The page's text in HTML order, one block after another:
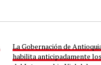
La Gobernación de
habilita anticipadamente